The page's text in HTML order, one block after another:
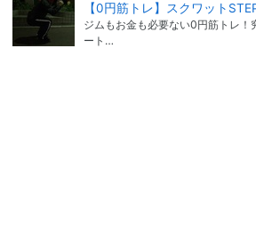
【0円筋トレ】スクワット
ジムもお金も必要ない0円筋トレ！
ート…